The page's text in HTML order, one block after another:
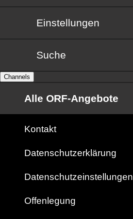
Einstellungen
Suche
Channels
Alle ORF-Angebote
Kontakt
Datenschutzerklärung
Datenschutzeinstellungen
Offenlegung